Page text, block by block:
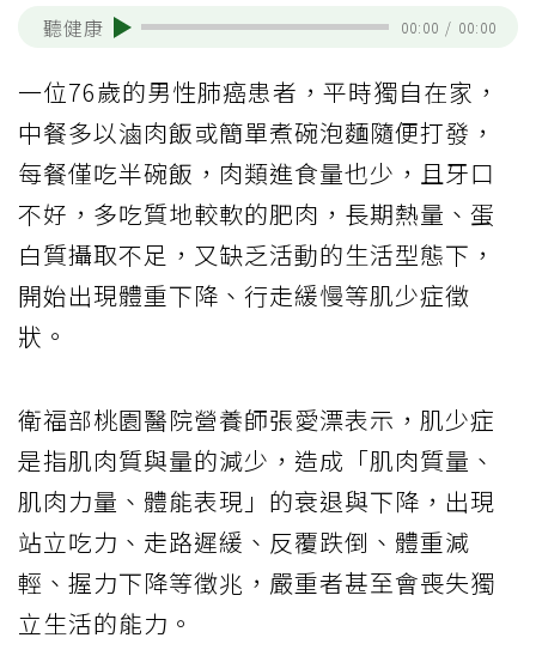
聽健康 00:00 / 00:00
一位76歲的男性肺癌患者，平時獨自在家，
中餐多以滷肉飯或簡單煮碗泡麵隨便打發，
每餐僅吃半碗飯，肉類進食量也少，且牙口
不好，多吃質地較軟的肥肉，長期熱量、蛋
白質攝取不足，又缺乏活動的生活型態下，
開始出現體重下降、行走緩慢等肌少症徵
狀。
衛福部桃園醫院營養師張愛漂表示，肌少症
是指肌肉質與量的減少，造成「肌肉質量、
肌肉力量、體能表現」的衰退與下降，出現
站立吃力、走路遲緩、反覆跌倒、體重減
輕、握力下降等徵兆，嚴重者甚至會喪失獨
立生活的能力。